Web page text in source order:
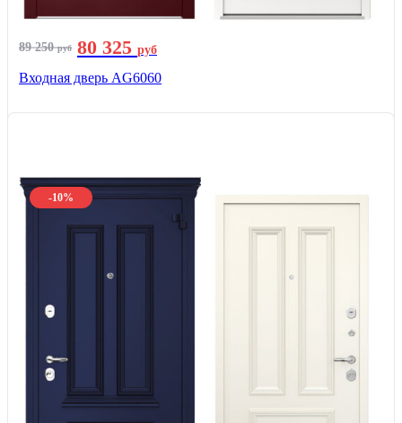
89 250руб 80 325 руб
Входная дверь AG6060
-10%